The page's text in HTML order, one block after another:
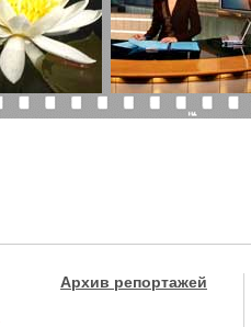
Архив репортажей